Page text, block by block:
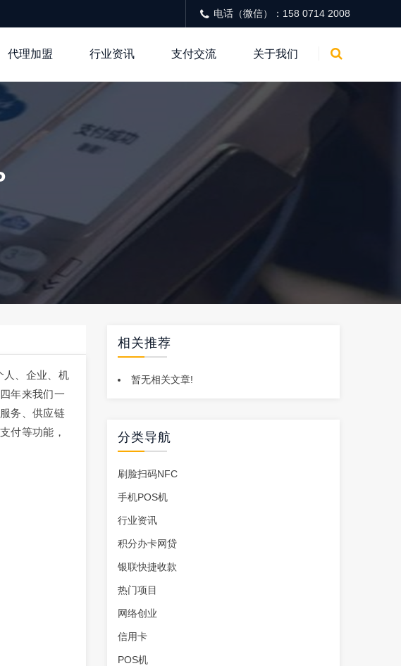
电话（微信）：158 0714 2008
代理加盟 行业资讯 支付交流 关于我们
人、企业、机
年来我们一
务、供应链
付等功能，
相关推荐
暂无相关文章!
分类导航
刷脸扫码NFC
手机POS机
行业资讯
积分办卡网贷
银联快捷收款
热门项目
网络创业
信用卡
POS机